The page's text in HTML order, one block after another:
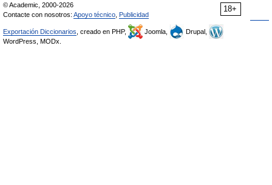
18+
© Academic, 2000-2026
Contacte con nosotros: Apoyo técnico Publicidad
Exportación Diccionarios , creado en PHP, Joomla,
Drupal,
WordPress, MODx.